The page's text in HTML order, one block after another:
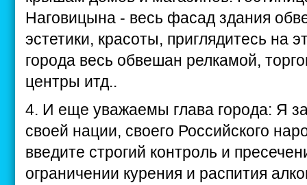
Наговицына - весь фасад здания
эстетики, красоты, приглядитесь на
города весь обвешан релкамой,
центры итд..
4. И еще уважаемы глава города: Я
своей нации, своего Российского
введите строгий контроль и
ограничении курения и распития